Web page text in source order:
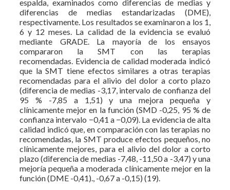
espalda, examinados como diferencias de medias y
diferencias de medias estandarizadas (DME),
respectivamente. Los resultados se examinaron a los 1,
6 y 12 meses. La calidad de la evidencia se evaluó
mediante GRADE. La mayoría de los ensayos
compararon la SMT con las terapias
recomendadas. Evidencia de calidad moderada indicó
que la SMT tiene efectos similares a otras terapias
recomendadas para el alivio del dolor a corto plazo
(diferencia de medias -3,17, intervalo de confianza del
95 % -7,85 a 1,51) y una mejora pequeña y
clínicamente mejor en la función (SMD -0,25, 95 % de
confianza intervalo −0,41 a −0,09). La evidencia de alta
calidad indicó que, en comparación con las terapias no
recomendadas, la SMT produce efectos pequeños, no
clínicamente mejores, para el alivio del dolor a corto
plazo (diferencia de medias -7,48, -11,50 a -3,47) y una
mejoría pequeña a moderada clínicamente mejor en la
función (DME -0,41)., -0,67 a -0,15) (19).